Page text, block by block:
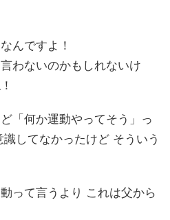
んですよ！
わないのかもしれないけ
「何か運動やってそう」っ
してなかったけど そういう
って言うより これは父から